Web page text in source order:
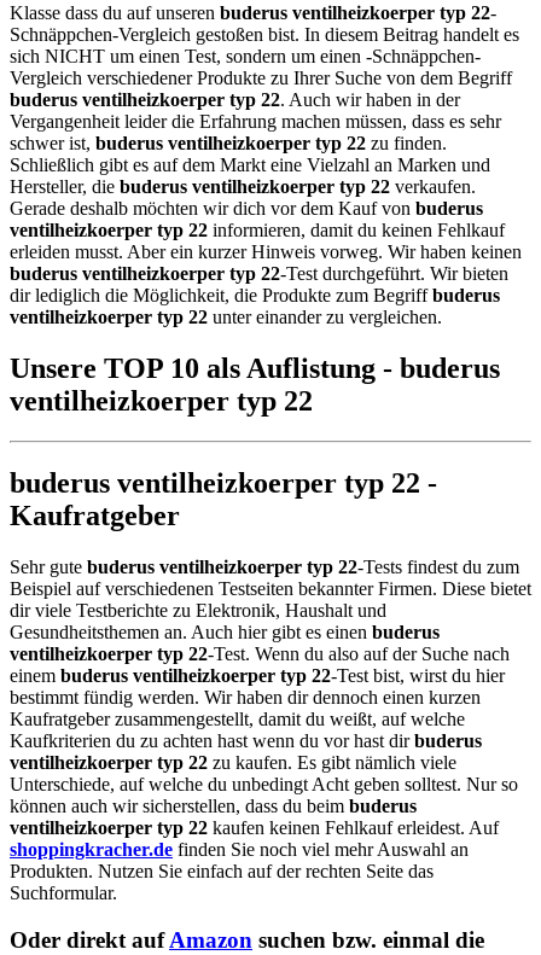
Klasse dass du auf unseren buderus ventilheizkoerper typ 22-
Schnäppchen-Vergleich gestoßen bist. In diesem Beitrag handelt es
sich NICHT um einen Test, sondern um einen -Schnäppchen-
Vergleich verschiedener Produkte zu Ihrer Suche von dem Begriff
buderus ventilheizkoerper typ 22. Auch wir haben in der
Vergangenheit leider die Erfahrung machen müssen, dass es sehr
schwer ist, buderus ventilheizkoerper typ 22 zu finden.
Schließlich gibt es auf dem Markt eine Vielzahl an Marken und
Hersteller, die buderus ventilheizkoerper typ 22 verkaufen.
Gerade deshalb möchten wir dich vor dem Kauf von buderus
ventilheizkoerper typ 22 informieren, damit du keinen Fehlkauf
erleiden musst. Aber ein kurzer Hinweis vorweg. Wir haben keinen
buderus ventilheizkoerper typ 22-Test durchgeführt. Wir bieten
dir lediglich die Möglichkeit, die Produkte zum Begriffbuderus
ventilheizkoerper typ 22 unter einander zu vergleichen.
Unsere TOP 10 als Auflistung - buderus
ventilheizkoerper typ 22
buderus ventilheizkoerper typ 22 -
Kaufratgeber
Sehr gute buderus ventilheizkoerper typ 22-Tests findest du zum
Beispiel auf verschiedenen Testseiten bekannter Firmen. Diese bietet
dir viele Testberichte zu Elektronik, Haushalt und
Gesundheitsthemen an. Auch hier gibt es einen buderus
ventilheizkoerper typ 22-Test. Wenn du also auf der Suche nach
einem buderus ventilheizkoerper typ 22-Test bist, wirst du hier
bestimmt fündig werden. Wir haben dir dennoch einen kurzen
Kaufratgeber zusammengestellt, damit du weißt, auf welche
Kaufkriterien du zu achten hast wenn du vor hast dirbuderus
ventilheizkoerper typ 22 zu kaufen. Es gibt nämlich viele
Unterschiede, auf welche du unbedingt Acht geben solltest. Nur so
können auch wir sicherstellen, dass du beim buderus
ventilheizkoerper typ 22 kaufen keinen Fehlkauf erleidest. Auf
shoppingkracher.de finden Sie noch viel mehr Auswahl an
Produkten. Nutzen Sie einfach auf der rechten Seite das
Suchformular.
Oder direkt aufAmazon suchen bzw. einmal die